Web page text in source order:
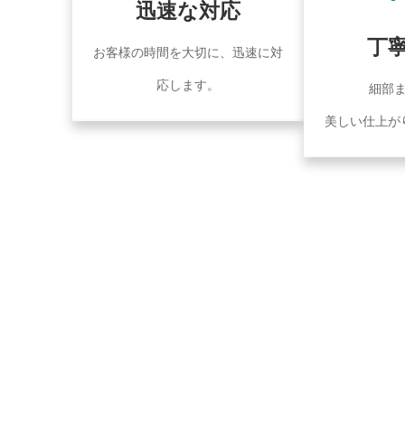
迅速な対応
お客様の時間を大切に、迅速に対
応します。
丁
細部
美しい仕上が